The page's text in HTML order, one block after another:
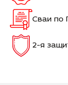
Сваи по
2-я